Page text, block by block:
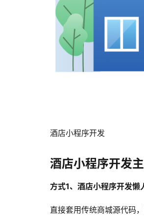
酒店小程序开发
酒店小程序开发
方式1、酒店小程序开发懒
直接套用传统商城源代码，